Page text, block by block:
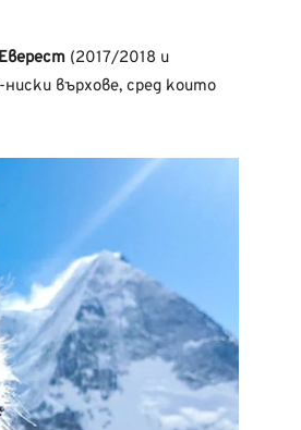
(2017/2018 и
върхове, сред които